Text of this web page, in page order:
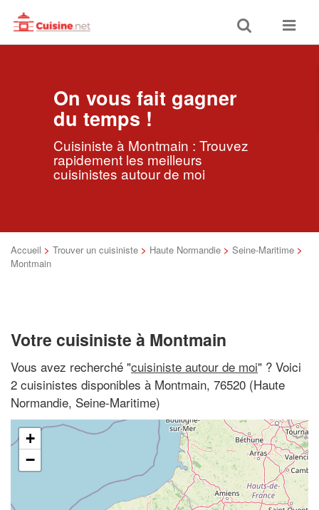
Toggle
search
Toggle
On vous fait gagner
du temps !
Cuisiniste à Montmain : Trouvez
rapidement les meilleurs
cuisinistes autour de moi
Accueil > Trouver un cuisiniste > Haute Normandie > Seine-Maritime >
Montmain
Votre cuisiniste à Montmain
Vous avez recherché "cuisiniste autour de moi" ? Voici
2 cuisinistes disponibles à Montmain, 76520 (Haute
Normandie, Seine-Maritime)
+
−